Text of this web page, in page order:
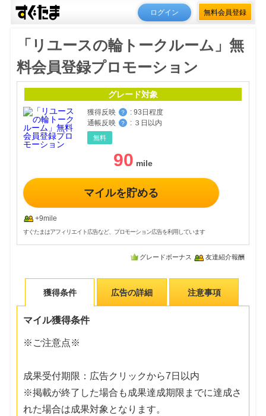
ログイン 無料会員登録
「リユースの輪トークルーム」無
料会員登録プロモーション
グレード対象
獲得反映 ？ : 93日程度
通帳反映
？ : ３日以内
無料
90
マイルを貯める
+9mile
すぐたまはアフィリエイト広告など、プロモーション広告を利用しています
グレードボーナス 友達紹介報酬
獲得条件 広告の詳細 注意事項
マイル獲得条件
※ご注意点※
成果受付期限：広告クリックから7日以内
※掲載が終了した場合も成果達成期限までに達成さ
れた場合は成果対象となります。